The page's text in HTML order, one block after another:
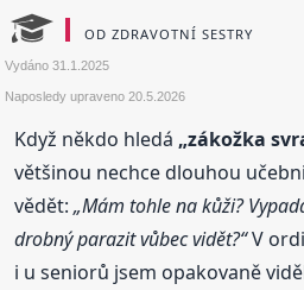
OD ZDRAVOTNÍ SESTRY
Vydáno31.1.2025
Naposledy upraveno20.5.2026
Když někdo hledá „zákožka
většinou nechce dlouhou
vědět:„Mám tohle na kůži?
drobný parazit vůbec vidět?“V
i u seniorů jsem opakovaně